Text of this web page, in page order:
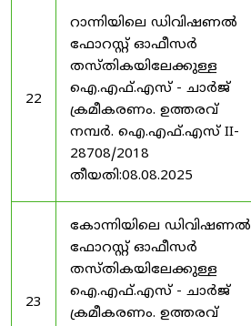
22
റാന്നിയിലെ ഡിവിഷണൽ
ഫോറസ്റ്റ് ഓഫീസർ
തസ്തികയിലേക്കുള്ള
ഐ.എഫ്.എസ് - ചാർജ്
ക്രമീകരണം. ഉത്തരവ്
നമ്പർ. ഐ.എഫ്.എസ് II-
28708/2018
തീയതി:08.08.2025
23
കോന്നിയിലെ ഡിവിഷണൽ
ഫോറസ്റ്റ് ഓഫീസർ
തസ്തികയിലേക്കുള്ള
ഐ.എഫ്.എസ് - ചാർജ്
ക്രമീകരണം. ഉത്തരവ്